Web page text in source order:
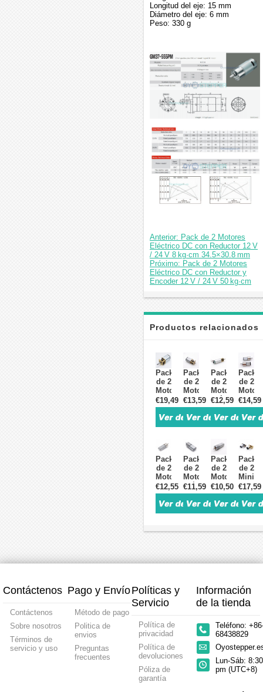
Longitud del eje: 15 mm
Diámetro del eje: 6 mm
Peso: 330 g
Anterior: Pack de 2 Motores
Eléctrico DC con Reductor 12 V
/ 24 V 8 kg·cm 34.5×30.8 mm
Próximo: Pack de 2 Motores
Eléctrico DC con Reductor y
Encoder 12 V / 24 V 50 kg·cm
Productos relacionados
Pack
de 2
Motores
DC
con
Engranaje
2.4 V
0.5 kg·cm
Imán
Permanente
12×24 mm
€19,49
Pack
de 2
Motores
DC
con
Engranaje
6 V /
0.5 kg·cm
Cepillado
12×29.6 mm
€13,59
Pack
de 2
Motores
Eléctrico
DC
con
Engranaje
12 V
14 mm
Diámetro
€12,59
Pack
de 2
DC
con
Recto
12 V
0.5
Mini
Motor
€14,59
Pack
de 2
Motores
DC
con
Engranaje
Recto
12 V
€12,55
Pack
de 2
Motores
Eléctrico
DC
con
Engranaje
6 V /
€11,59
Pack
de 2
Motores
DC
con
Engranaje
y
6 V /
Permanente
€10,50
Pack
de 2
Mini
DC
2.4 V
/ 5 V
€17,59
Contáctenos
Contáctenos
Sobre nosotros
Términos de
servicio y uso
Pago y Envío
Método de pago
Politica de
envios
Preguntas
frecuentes
Políticas y
Servicio
Política de
privacidad
Política de
devoluciones
Póliza de
garantía
Información
de la tienda
Teléfono:
68438829
Lun-Sáb:
pm (UTC+8)